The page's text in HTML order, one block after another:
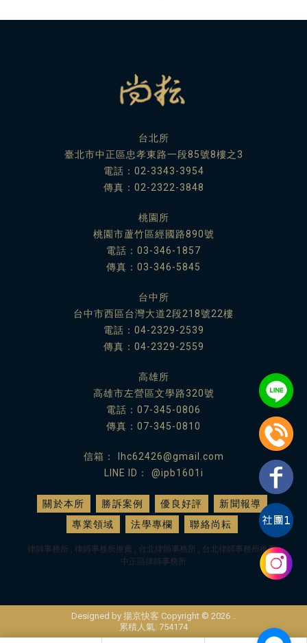
台北所
臺北市中正區忠孝東路一段85號8樓之3
電話： 02-3343-3954
傳真：02-2322-3848
桃園所
桃園市蘆竹區經國路890號
電話： 03-346-1857
傳真：03-346-5845
台中所
台中市西區台灣大道2段218號22樓
電話： 04-2329-2539
傳真：04-2329-2559
高雄所
高雄市左營區文學路320號
電話： 07-345-0806
傳真：07-345-0810
lhc62426@gmail.com
@ipb1601i
關於本所 勝訴案例 優良好評
新聞報導
專業領域
法學專欄 聯絡尚耘
律師事務所 律師事務所推薦 台北律師事務所
台北律師事務所推薦
中正區律師事務所
Designed by 揚京快客 Copyright © 2026 ..
累積人氣: 754174